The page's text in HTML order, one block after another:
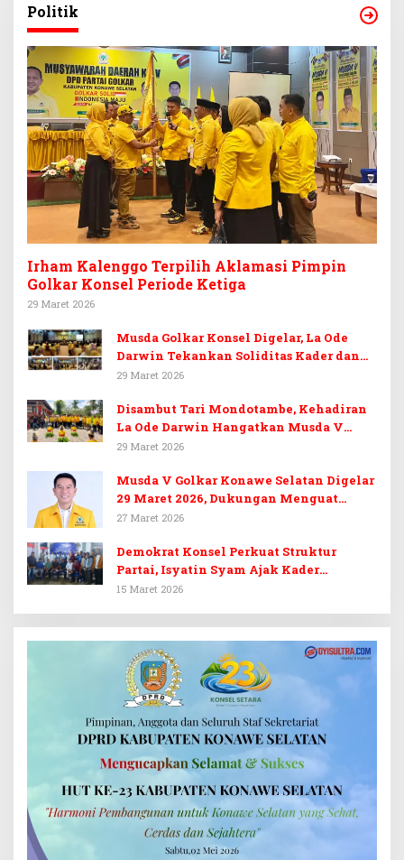
Politik
Irham Kalenggo Terpilih Aklamasi Pimpin
Golkar Konsel Periode Ketiga
29 Maret 2026
Musda Golkar Konsel Digelar, La Ode
Darwin Tekankan Soliditas Kader dan
Target 14 Kursi DPRD Konawe Selatan
29 Maret 2026
Disambut Tari Mondotambe, Kehadiran
La Ode Darwin Hangatkan Musda V
Golkar Konsel
29 Maret 2026
Musda V Golkar Konawe Selatan Digelar
29 Maret 2026, Dukungan Menguat
untuk Irham Kalenggo
27 Maret 2026
Demokrat Konsel Perkuat Struktur
Partai, Isyatin Syam Ajak Kader
Kembalikan Kejayaan
15 Maret 2026